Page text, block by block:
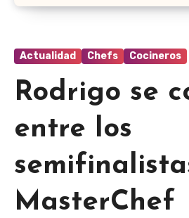
Actualidad Chefs Cocineros
Rodrigo se
entre los
MasterChef